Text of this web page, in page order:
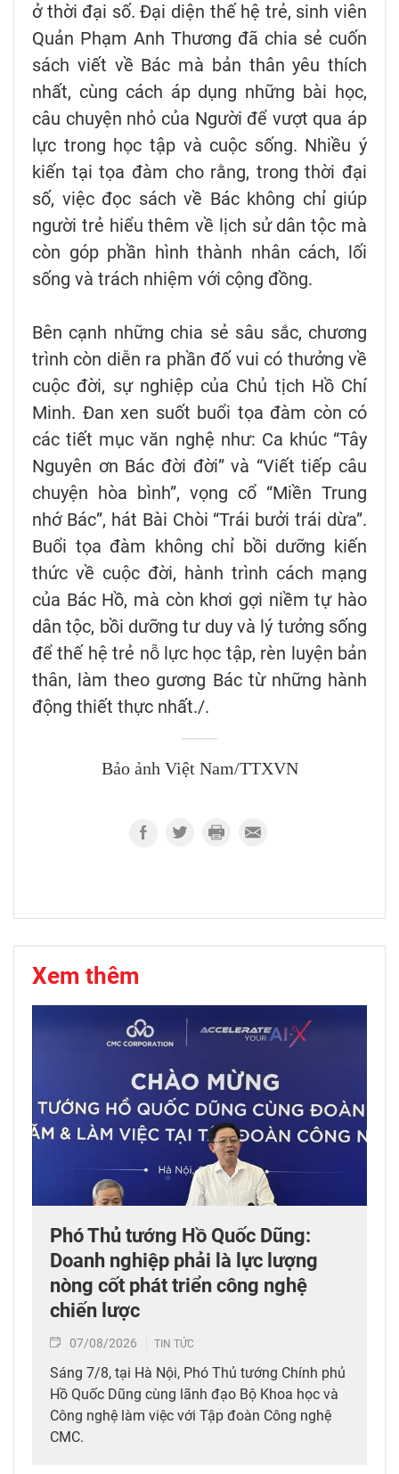
ở thời đại số. Đại diện thế hệ trẻ, sinh viên
Quản Phạm Anh Thương đã chia sẻ cuốn
sách viết về Bác mà bản thân yêu thích
nhất, cùng cách áp dụng những bài học,
câu chuyện nhỏ của Người để vượt qua áp
lực trong học tập và cuộc sống. Nhiều ý
kiến tại tọa đàm cho rằng, trong thời đại
số, việc đọc sách về Bác không chỉ giúp
người trẻ hiểu thêm về lịch sử dân tộc mà
còn góp phần hình thành nhân cách, lối
sống và trách nhiệm với cộng đồng.
Bên cạnh những chia sẻ sâu sắc, chương
trình còn diễn ra phần đố vui có thưởng về
cuộc đời, sự nghiệp của Chủ tịch Hồ Chí
Minh. Đan xen suốt buổi tọa đàm còn có
các tiết mục văn nghệ như: Ca khúc “Tây
Nguyên ơn Bác đời đời” và “Viết tiếp câu
chuyện hòa bình”, vọng cổ “Miền Trung
nhớ Bác”, hát Bài Chòi “Trái bưởi trái dừa”.
Buổi tọa đàm không chỉ bồi dưỡng kiến
thức về cuộc đời, hành trình cách mạng
của Bác Hồ, mà còn khơi gợi niềm tự hào
dân tộc, bồi dưỡng tư duy và lý tưởng sống
để thế hệ trẻ nỗ lực học tập, rèn luyện bản
thân, làm theo gương Bác từ những hành
động thiết thực nhất./.
Bảo ảnh Việt Nam/TTXVN
Xem thêm
Phó Thủ tướng Hồ Quốc Dũng:
Doanh nghiệp phải là lực lượng
nòng cốt phát triển công nghệ
chiến lược
07/08/2026 TIN TỨC
Sáng 7/8, tại Hà Nội, Phó Thủ tướng Chính phủ
Hồ Quốc Dũng cùng lãnh đạo Bộ Khoa học và
Công nghệ làm việc với Tập đoàn Công nghệ
CMC.